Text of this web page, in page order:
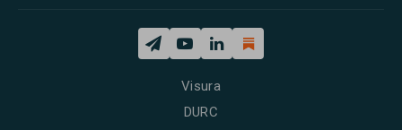
Visura
DURC